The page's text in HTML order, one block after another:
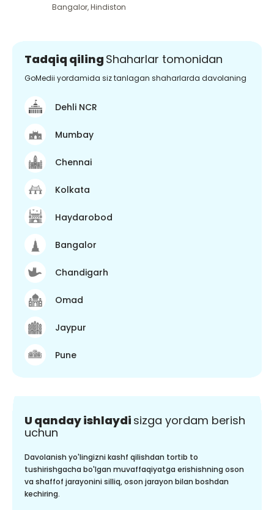
Bangalor,Hindiston
Tadqiq qiling Shaharlar tomonidan
GoMedii yordamida siz tanlagan shaharlarda davolaning
Dehli NCR
Mumbay
Chennai
Kolkata
Haydarobod
Bangalor
Chandigarh
Omad
Jaypur
Pune
U qanday ishlaydi sizga yordam berish
uchun
Davolanish yo'lingizni kashf qilishdan tortib to
tushirishgacha bo'lgan muvaffaqiyatga erishishning oson
va shaffof jarayonini silliq, oson jarayon bilan boshdan
kechiring.